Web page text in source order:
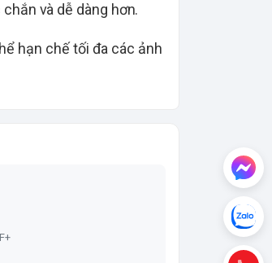
và dễ dàng hơn.
hạn chế tối đa các ảnh